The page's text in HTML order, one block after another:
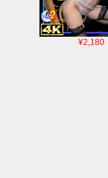
¥2,180